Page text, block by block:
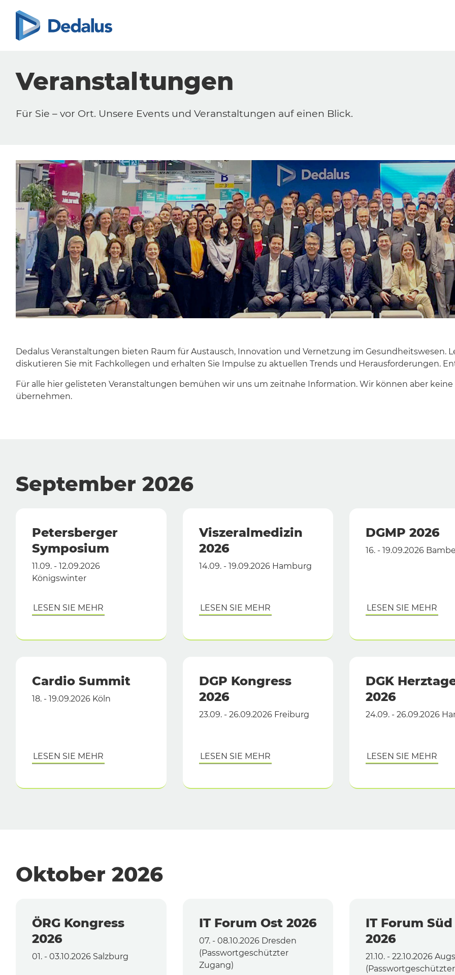
Veranstaltungen
Für Sie – vor Ort. Unsere Events und Veranstaltungen auf einen Blick.
Dedalus Veranstaltungen bieten Raum für Austausch, Innovation und Vernetzung im Gesundheitswesen.
diskutieren Sie mit Fachkollegen und erhalten Sie Impulse zu aktuellen Trends und Herausforderungen.
Für alle hier gelisteten Veranstaltungen bemühen wir uns um zeitnahe Information. Wir können aber
übernehmen.
September 2026
Petersberger
Symposium
11.09. - 12.09.2026
Königswinter
LESEN SIE MEHR
Viszeralmedizin
2026
14.09. - 19.09.2026 Hamburg
LESEN SIE MEHR
DGMP 2026
16. - 19.09.2026
LESEN SIE MEHR
Cardio Summit
18. - 19.09.2026 Köln
LESEN SIE MEHR
DGP Kongress
2026
23.09. - 26.09.2026 Freiburg
LESEN SIE MEHR
DGK
2026
24.09. - 26.09.2026
LESEN SIE MEHR
Oktober 2026
ÖRG Kongress
2026
01. - 03.10.2026 Salzburg
IT Forum Ost 2026
07. - 08.10.2026 Dresden
(Passwortgeschützter
Zugang)
IT Forum Süd
2026
21.10. - 22.10.2026
(Passwortgeschützter